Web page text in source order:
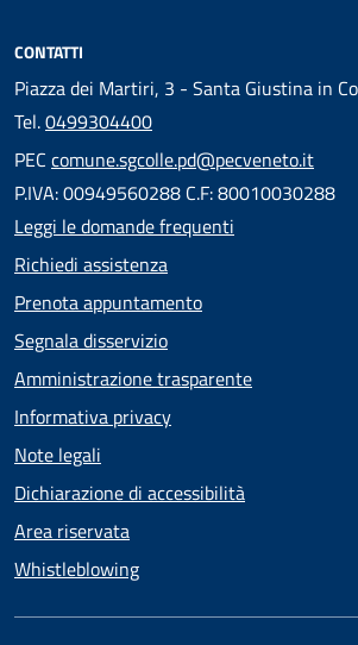
CONTATTI
Piazza dei Martiri, 3 - Santa Giustina in
Tel.0499304400
PEC comune.sgcolle.pd@pecveneto.it
P.IVA: 00949560288 C.F: 80010030288
Leggi le domande frequenti
Richiedi assistenza
Prenota appuntamento
Segnala disservizio
Amministrazione trasparente
Informativa privacy
Note legali
Dichiarazione di accessibilità
Area riservata
Whistleblowing